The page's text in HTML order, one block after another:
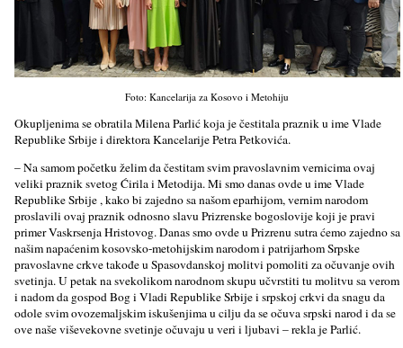
Foto: Kancelarija za Kosovo i Metohiju
Okuplјenima se obratila Milena Parlić koja je čestitala praznik u ime Vlade
Republike Srbije i direktora Kancelarije Petra Petkovića.
– Na samom početku želim da čestitam svim pravoslavnim vernicima ovaj
veliki praznik svetog Ćirila i Metodija. Mi smo danas ovde u ime Vlade
Republike Srbije , kako bi zajedno sa našom eparhijom, vernim narodom
proslavili ovaj praznik odnosno slavu Prizrenske bogoslovije koji je pravi
primer Vaskrsenja Hristovog. Danas smo ovde u Prizrenu sutra ćemo zajedno sa
našim napaćenim kosovsko-metohijskim narodom i patrijarhom Srpske
pravoslavne crkve takođe u Spasovdanskoj molitvi pomoliti za očuvanje ovih
svetinja. U petak na svekolikom narodnom skupu učvrstiti tu molitvu sa verom
i nadom da gospod Bog i Vladi Republike Srbije i srpskoj crkvi da snagu da
odole svim ovozemalјskim iskušenjima u cilјu da se očuva srpski narod i da se
ove naše viševekovne svetinje očuvaju u veri i lјubavi – rekla je Parlić.